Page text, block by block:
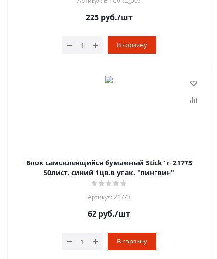
225руб./шт
В корзину
Блок самоклеящийся бумажный Stick`n 21773
50лист. синий 1цв.в упак. "пингвин"
Артикул: 21773
62 руб./шт
В корзину